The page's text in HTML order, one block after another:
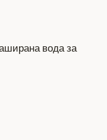
вода за